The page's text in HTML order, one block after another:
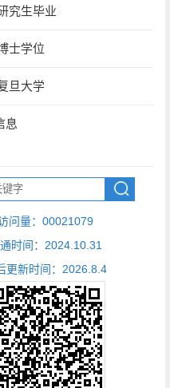
究生毕业
士学位
旦大学
息
问量： 00021079
时间： 2024 10 31
更新时间： 2026 8 4